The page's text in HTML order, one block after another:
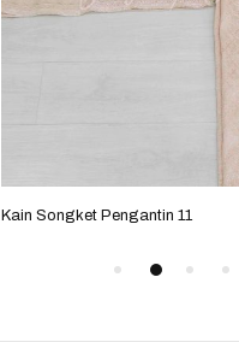
Kain Songket Pengantin 11